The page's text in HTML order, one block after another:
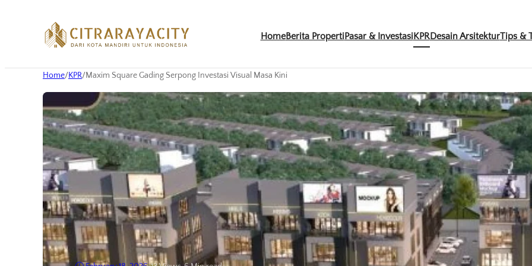
HomeBerita PropertiPasar & InvestasiKPRDesain ArsitekturTips &
Home/KPR/Maxim Square Gading Serpong Investasi Visual Masa Kini